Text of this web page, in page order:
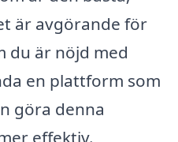
är avgörande för
du är nöjd med
en plattform som
göra denna
effektiv.